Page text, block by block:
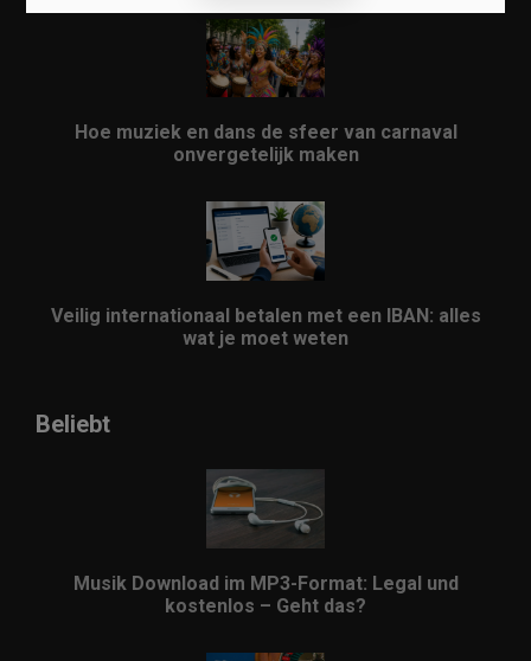
Hoe muziek en dans de sfeer van carnaval
onvergetelijk maken
Veilig internationaal betalen met een IBAN: alles
wat je moet weten
Beliebt
Musik Download im MP3-Format: Legal und
kostenlos – Geht das?